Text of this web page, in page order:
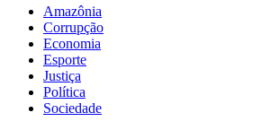
Amazônia
Corrupção
Economia
Esporte
Justiça
Política
Sociedade